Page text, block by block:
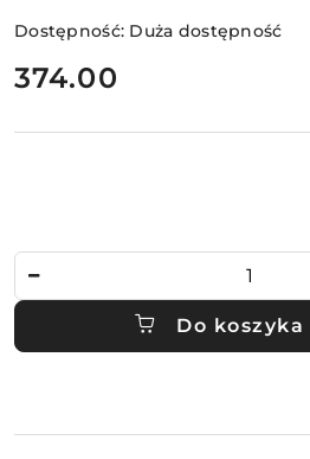
Dostępność: Duża dostępność
cena:
374.00
Do koszyka